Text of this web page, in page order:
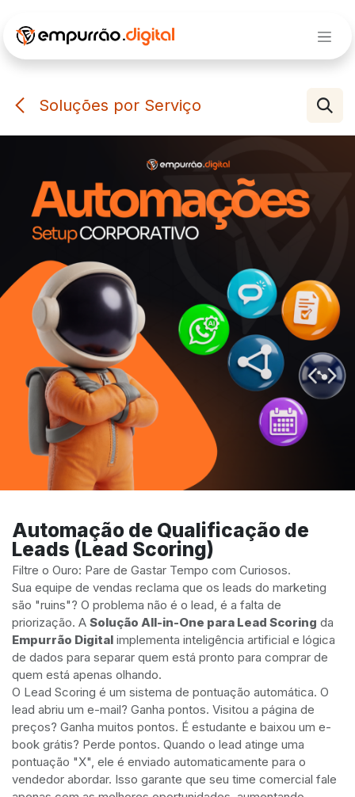
Soluções por Serviço
Automação de Qualificação de
Leads (Lead Scoring)
Filtre o Ouro: Pare de Gastar Tempo com Curiosos.
Sua equipe de vendas reclama que os leads do marketing
são "ruins"? O problema não é o lead, é a falta de
priorização. A Solução All-in-One para Lead Scoring da
Empurrão Digital implementa inteligência artificial e lógica
de dados para separar quem está pronto para comprar de
quem está apenas olhando.
O Lead Scoring é um sistema de pontuação automática. O
lead abriu um e-mail? Ganha pontos. Visitou a página de
preços? Ganha muitos pontos. É estudante e baixou um e-
book grátis? Perde pontos. Quando o lead atinge uma
pontuação "X", ele é enviado automaticamente para o
vendedor abordar. Isso garante que seu time comercial fale